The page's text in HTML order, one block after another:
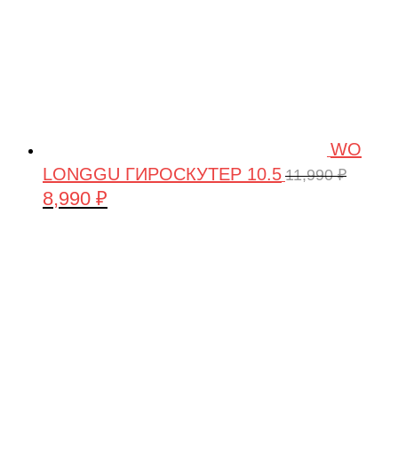
WO
LONGGU ГИРОСКУТЕР 10.5 11,990₽
Первоначальная
8,990 ₽